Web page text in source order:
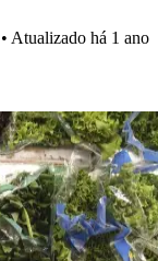
• Atualizado há 1 ano